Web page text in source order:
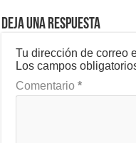
Deja una respuesta
Tu dirección de correo
Los campos
Comentario*